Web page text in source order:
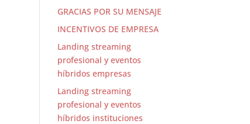
GRACIAS POR SU MENSAJE
INCENTIVOS DE EMPRESA
Landing streaming
profesional y eventos
híbridos empresas
Landing streaming
profesional y eventos
híbridos instituciones